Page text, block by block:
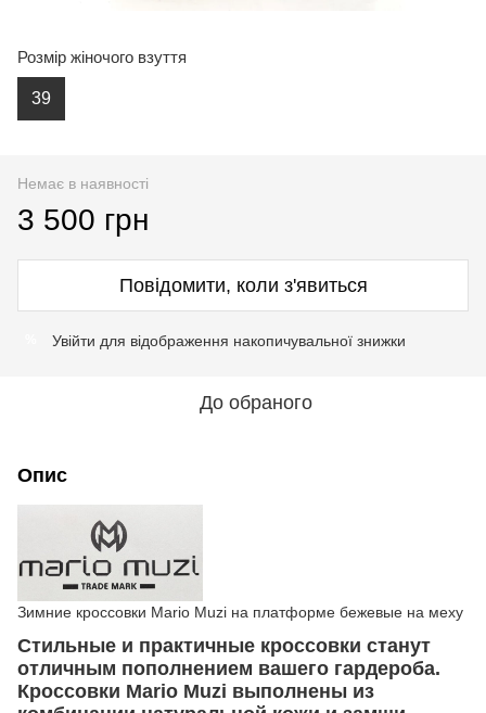
Розмір жіночого взуття
39
Немає в наявності
3 500 грн
Повідомити, коли з'явиться
Увійти для відображення накопичувальної знижки
До обраного
Опис
Зимние кроссовки Mario Muzi на платформе бежевые на меху
Стильные и практичные кроссовки станут
отличным пополнением вашего гардероба.
Кроссовки Mario Muzi выполнены из